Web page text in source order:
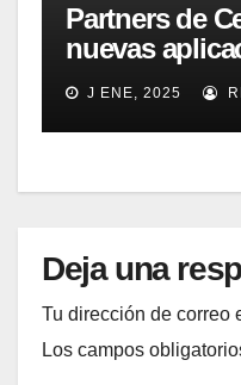
Partners de
nuevas
automarizar
Gestión de
Seguros
J ENE, 2025
Deja una
Tu dirección de correo
Los campos